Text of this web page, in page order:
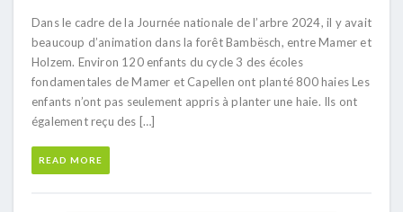
Dans le cadre de la Journée nationale de l’arbre 2024, il y avait
beaucoup d’animation dans la forêt Bambësch, entre Mamer et
Holzem. Environ 120 enfants du cycle 3 des écoles
fondamentales de Mamer et Capellen ont planté 800 haies Les
enfants n’ont pas seulement appris à planter une haie. Ils ont
également reçu des […]
READ MORE